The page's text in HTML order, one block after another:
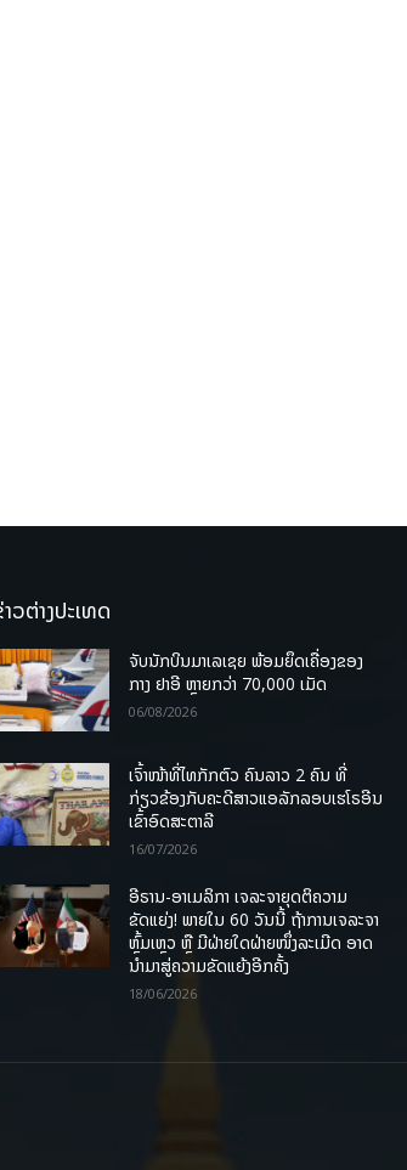
ວຕ່າງປະເທດ
ຈັບນັກບິນມາເລເຊຍ ພ້ອມຍຶດເຄື່ອງຂອງ
ກາງ ຢາອີ ຫຼາຍກວ່າ 70,000 ເມັດ
06/08/2026
ເຈົ້າໜ້າທີ່ໄທກັກຕົວ ຄົນລາວ 2 ຄົນ ທີ່
ກ່ຽວຂ້ອງກັບຄະດີສາວແອລັກລອບເຮໂຣອີນ
ເຂົ້າອົດສະຕາລີ
16/07/2026
ອີຣານ-ອາເມລິກາ ເຈລະຈາຍຸດຕິຄວາມ
ຂັດແຍ່ງ! ພາຍໃນ 60 ວັນນີ້ ຖ້າການເຈລະຈາ
ຫຼົ້ມເຫຼວ ຫຼື ມີຝ່າຍໃດຝ່າຍໜຶ່ງລະເມີດ ອາດ
ນໍາມາສູ່ຄວາມຂັດແຍ້ງອີກຄັ້ງ
18/06/2026